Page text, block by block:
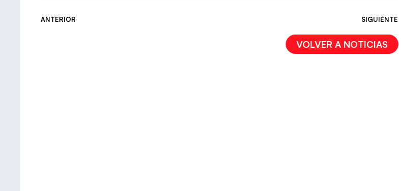
ANTERIOR SIGUIENTE
VOLVER A NOTICIAS